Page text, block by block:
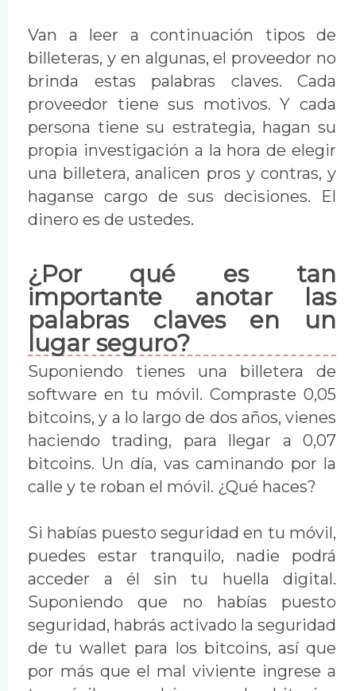
Van a leer a continuación tipos de
billeteras, y en algunas, el proveedor no
brinda estas palabras claves. Cada
proveedor tiene sus motivos. Y cada
persona tiene su estrategia, hagan su
propia investigación a la hora de elegir
una billetera, analicen pros y contras, y
haganse cargo de sus decisiones. El
dinero es de ustedes.
¿Por qué es tan
importante anotar las
palabras claves en un
lugar seguro?
Suponiendo tienes una billetera de
software en tu móvil. Compraste 0,05
bitcoins, y a lo largo de dos años, vienes
haciendo trading, para llegar a 0,07
bitcoins. Un día, vas caminando por la
calle y te roban el móvil. ¿Qué haces?
Si habías puesto seguridad en tu móvil,
puedes estar tranquilo, nadie podrá
acceder a él sin tu huella digital.
Suponiendo que no habías puesto
seguridad, habrás activado la seguridad
de tu wallet para los bitcoins, así que
por más que el mal viviente ingrese a